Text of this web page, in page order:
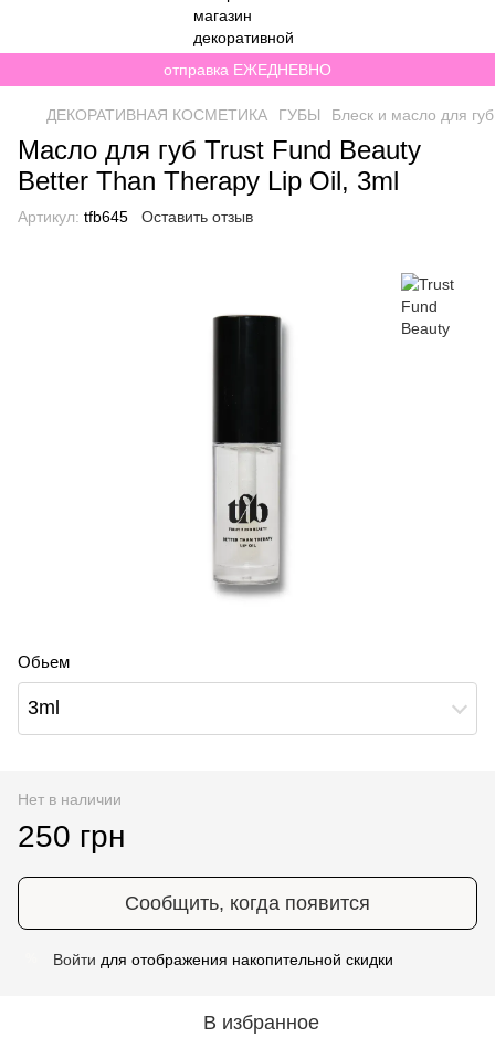
отправка ЕЖЕДНЕВНО
ДЕКОРАТИВНАЯ КОСМЕТИКА ГУБЫ Блеск и масло для губ
Масло для губ Trust Fund Beauty
Better Than Therapy Lip Oil, 3ml
Артикул: tfb645 Оставить отзыв
Обьем
3ml
Нет в наличии
250 грн
Сообщить, когда появится
Войти для отображения накопительной скидки
В избранное